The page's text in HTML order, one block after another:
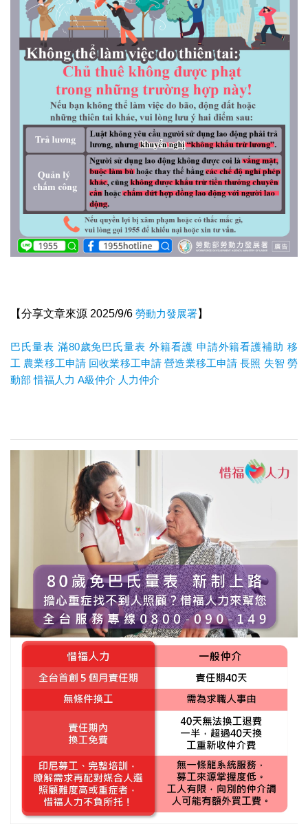
【分享文章來源 2025/9/6 勞動力發展署】
巴氏量表 滿80歲免巴氏量表 外籍看護 申請外籍看護補助 移
工 農業移工申請 回收業移工申請 營造業移工申請 長照 失智 勞
動部 惜福人力 A級仲介 人力仲介